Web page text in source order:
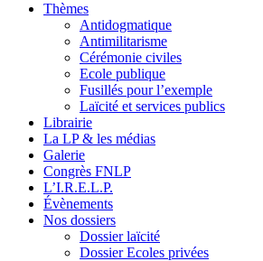
Thèmes
Antidogmatique
Antimilitarisme
Cérémonie civiles
Ecole publique
Fusillés pour l’exemple
Laïcité et services publics
Librairie
La LP & les médias
Galerie
Congrès FNLP
L’I.R.E.L.P.
Évènements
Nos dossiers
Dossier laïcité
Dossier Ecoles privées